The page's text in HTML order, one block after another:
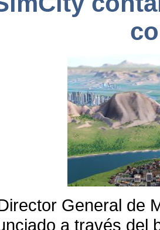
General de
a través del